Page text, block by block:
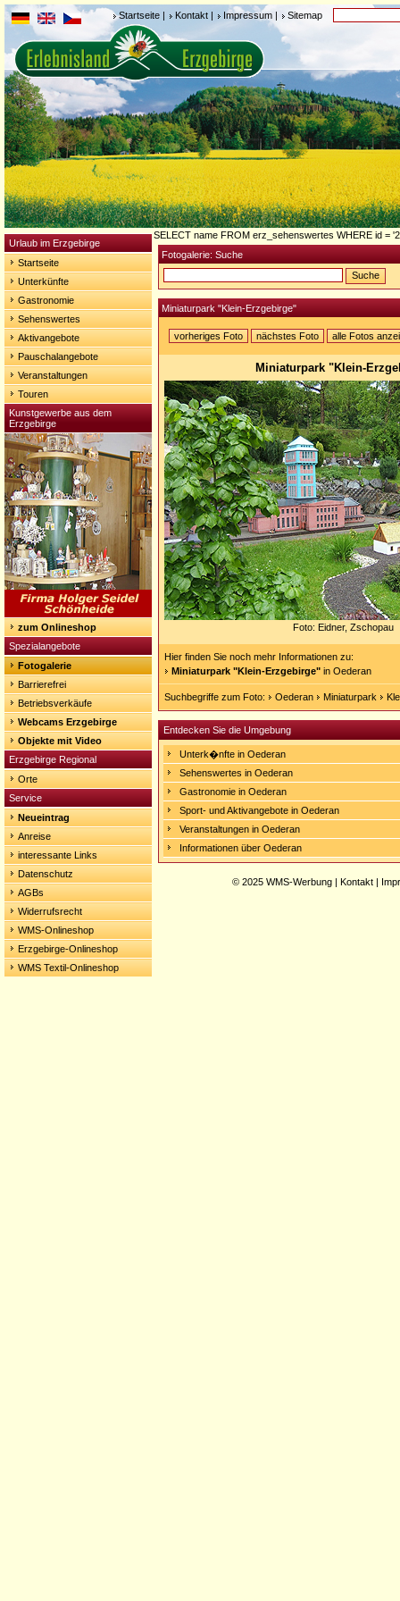
Startseite | Kontakt | Impressum | Sitemap
Urlaub im Erzgebirge
Startseite
Unterkünfte
Gastronomie
Sehenswertes
Aktivangebote
Pauschalangebote
Veranstaltungen
Touren
Kunstgewerbe aus dem
Erzgebirge
zum Onlineshop
Spezialangebote
Fotogalerie
Barrierefrei
Betriebsverkäufe
Webcams Erzgebirge
Objekte mit Video
Erzgebirge Regional
Orte
Service
Neueintrag
Anreise
interessante Links
Datenschutz
AGBs
Widerrufsrecht
WMS-Onlineshop
Erzgebirge-Onlineshop
WMS Textil-Onlineshop
SELECT name FROM erz_sehenswertes WHERE id =
Fotogalerie: Suche
Miniaturpark "Klein-Erzgebirge"
vorheriges Foto nächstes Foto alle Fotos
Miniaturpark "Klein-
Foto: Eidner, Zschopau
Hier finden Sie noch mehr Informationen zu:
Miniaturpark "Klein-Erzgebirge" in Oederan
Suchbegriffe zum Foto: Oederan Miniaturpark
Entdecken Sie die Umgebung
Unterk�nfte in Oederan
Sehenswertes in Oederan
Gastronomie in Oederan
Sport- und Aktivangebote in Oederan
Veranstaltungen in Oederan
Informationen über Oederan
© 2025 WMS-Werbung | Kontakt |